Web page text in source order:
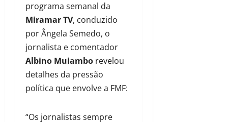
programa semanal da
Miramar TV, conduzido
por Ângela Semedo, o
jornalista e comentador
Albino Muiambo revelou
detalhes da pressão
política que envolve a FMF:
“Os jornalistas sempre